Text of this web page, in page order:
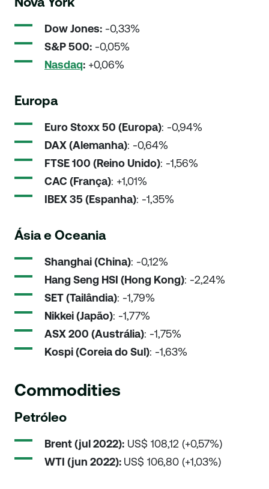
Dow Jones: -0,33%
S&P 500: -0,05%
Nasdaq: +0,06%
Europa
Euro Stoxx 50 (Europa): -0,94%
DAX (Alemanha): -0,64%
FTSE 100 (Reino Unido): -1,56%
CAC (França): +1,01%
IBEX 35 (Espanha): -1,35%
Ásia e Oceania
Shanghai (China): -0,12%
Hang Seng HSI (Hong Kong): -2,24%
SET (Tailândia): -1,79%
Nikkei (Japão): -1,77%
ASX 200 (Austrália): -1,75%
Kospi (Coreia do Sul): -1,63%
Commodities
Petróleo
Brent (jul 2022): US$ 108,12 (+0,57%)
WTI (jun 2022): US$ 106,80 (+1,03%)